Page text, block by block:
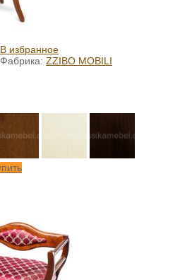
В избранное
Фабрика: ZZIBO MOBILI